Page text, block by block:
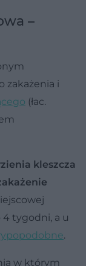
–
zakażenia i
(łac.
kleszcza
4 tygodni, a u
.
w którym